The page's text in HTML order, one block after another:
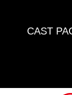
CAST